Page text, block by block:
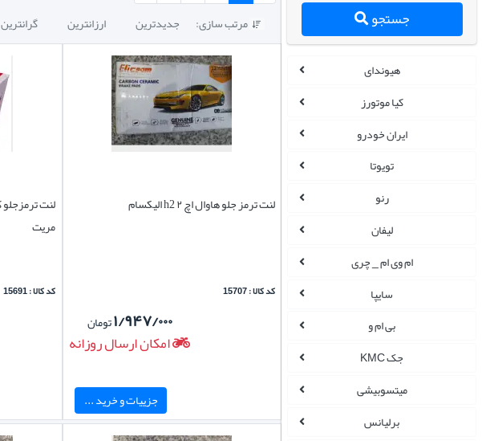
جستجو
هیوندای
کیا موتورز
ایران خودرو
تویوتا
رنو
لیفان
ام وی ام _ چری
سایپا
بی ام و
جک KMC
میتسوبیشی
برلیانس
 مرتب سازی: جدیدترین ارزانترین گرانترین
لنت ترمز جلو هاوال اچ ۲ h2 الیکسام
کد کالا : 15707
۱/۹۴۷/۰۰۰تومان
امکان ارسال روزانه
جزییات و خرید ...
مریت
کد کالا : 15691